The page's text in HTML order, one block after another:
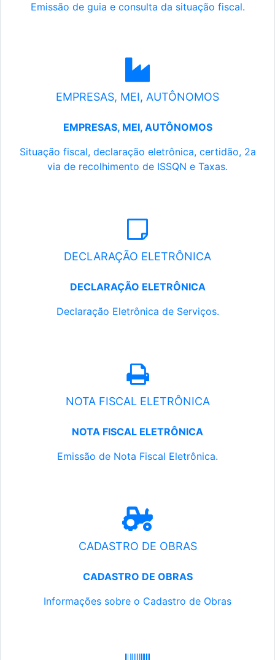
Emissão de guia e consulta da situação fiscal.
EMPRESAS, MEI, AUTÔNOMOS
EMPRESAS, MEI, AUTÔNOMOS
Situação fiscal, declaração eletrônica, certidão, 2a
via de recolhimento de ISSQN e Taxas.
DECLARAÇÃO ELETRÔNICA
DECLARAÇÃO ELETRÔNICA
Declaração Eletrônica de Serviços.
NOTA FISCAL ELETRÔNICA
NOTA FISCAL ELETRÔNICA
Emissão de Nota Fiscal Eletrônica.
CADASTRO DE OBRAS
CADASTRO DE OBRAS
Informações sobre o Cadastro de Obras